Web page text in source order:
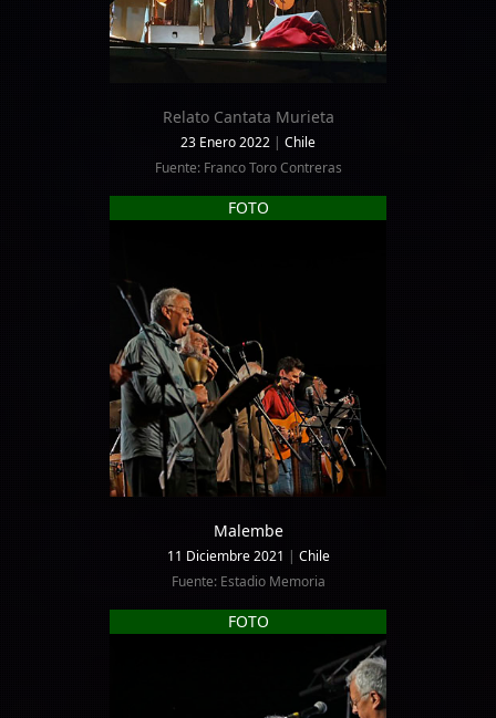
Relato Cantata Murieta
23 Enero 2022 | Chile
Fuente: Franco Toro Contreras
FOTO
Malembe
11 Diciembre 2021 | Chile
Fuente: Estadio Memoria
FOTO